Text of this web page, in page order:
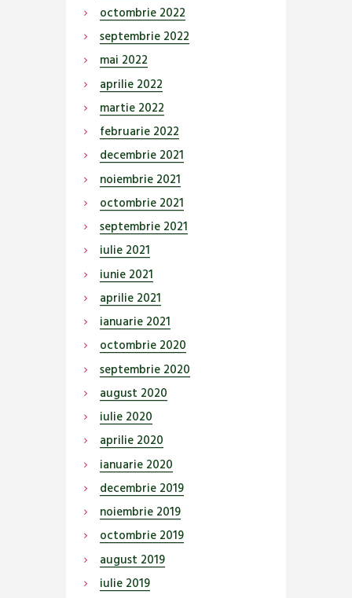
octombrie 2022
septembrie 2022
mai 2022
aprilie 2022
martie 2022
februarie 2022
decembrie 2021
noiembrie 2021
octombrie 2021
septembrie 2021
iulie 2021
iunie 2021
aprilie 2021
ianuarie 2021
octombrie 2020
septembrie 2020
august 2020
iulie 2020
aprilie 2020
ianuarie 2020
decembrie 2019
noiembrie 2019
octombrie 2019
august 2019
iulie 2019